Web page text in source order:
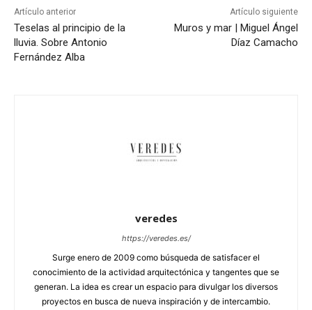
Artículo anterior
Teselas al principio de la
lluvia. Sobre Antonio
Fernández Alba
Artículo siguiente
Muros y mar | Miguel Ángel
Díaz Camacho
veredes
https://veredes.es/
Surge enero de 2009 como búsqueda de satisfacer el
conocimiento de la actividad arquitectónica y tangentes que se
generan. La idea es crear un espacio para divulgar los diversos
proyectos en busca de nueva inspiración y de intercambio.